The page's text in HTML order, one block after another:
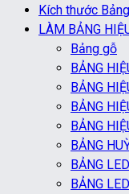
Kích thước
LÀM BẢNG
Bảng gỗ
BẢNG
BẢNG
BẢNG
BẢNG
BẢNG
BẢNG
BẢNG